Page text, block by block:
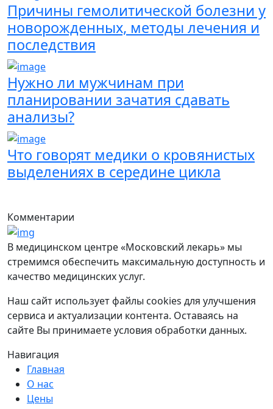
Причины гемолитической болезни у
новорожденных, методы лечения и
последствия
Нужно ли мужчинам при
планировании зачатия сдавать
анализы?
Что говорят медики о кровянистых
выделениях в середине цикла
Комментарии
В медицинском центре «Московский лекарь» мы
стремимся обеспечить максимальную доступность и
качество медицинских услуг.
Наш сайт использует файлы cookies для улучшения
сервиса и актуализации контента. Оставаясь на
сайте Вы принимаете условия обработки данных.
Навигация
Главная
О нас
Цены